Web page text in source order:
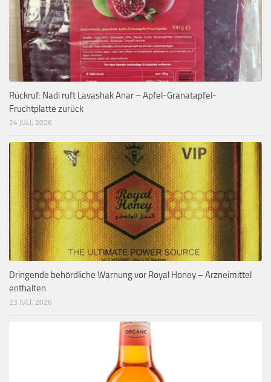
Rückruf: Nadi ruft Lavashak Anar – Apfel-Granatapfel-
Fruchtplatte zurück
24 JULI, 2026
Dringende behördliche Warnung vor Royal Honey – Arzneimittel
enthalten
23 JULI, 2026